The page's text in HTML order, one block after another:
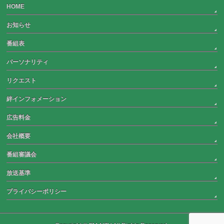
HOME
お知らせ
番組表
パーソナリティ
リクエスト
絆インフォメーション
広告料金
会社概要
番組審議会
放送基準
プライバシーポリシー